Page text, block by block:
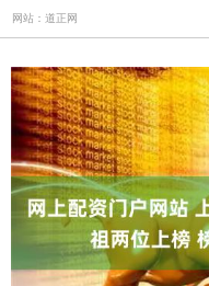
网站：道正网